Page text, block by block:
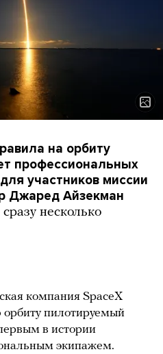
на орбиту
профессиональных
участников миссии
Джаред Айзекман
несколько
компания SpaceX
пилотируемый
в истории
экипажем.